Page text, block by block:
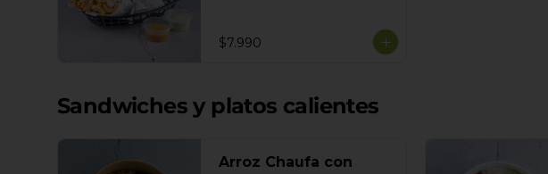
$7.990
Sandwiches y platos calientes
Arroz Chaufa con